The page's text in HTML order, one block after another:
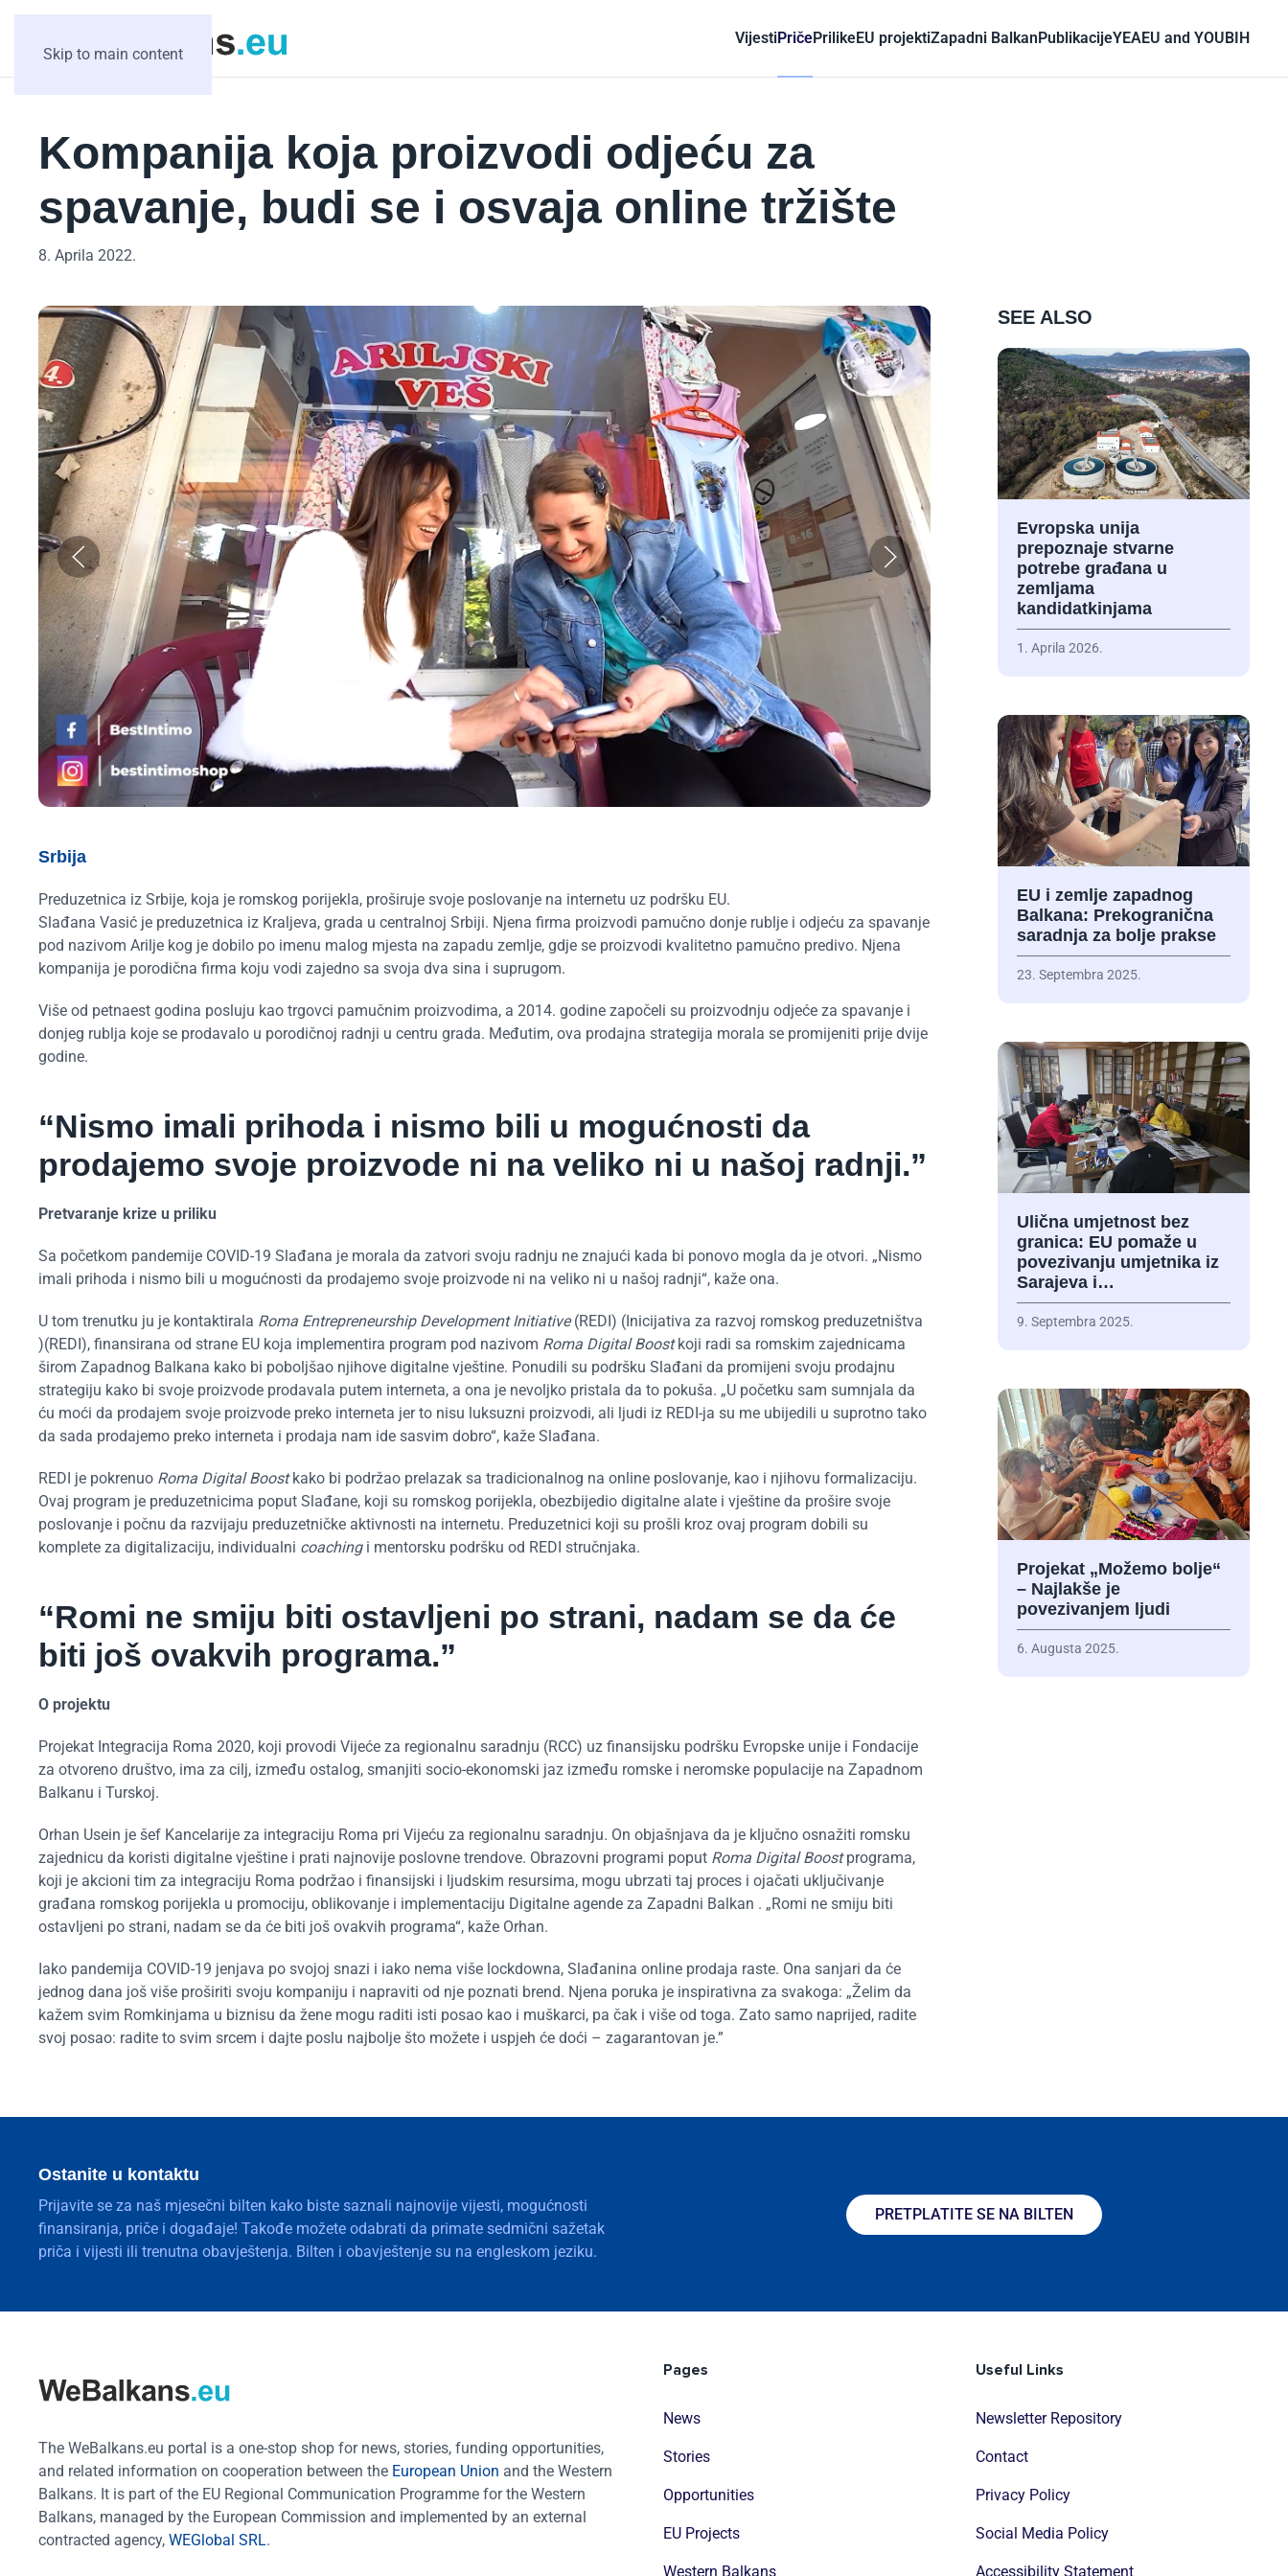
Skip to main content
VijestiPričePrilikeEU projektiZapadni BalkanPublikacijeYEAEU and YOUBIH
Kompanija koja proizvodi odjeću za
spavanje, budi se i osvaja online tržište
8. Aprila 2022.
Srbija
Preduzetnica iz Srbije, koja je romskog porijekla, proširuje svoje poslovanje na internetu uz podršku EU.
Slađana Vasić je preduzetnica iz Kraljeva, grada u centralnoj Srbiji. Njena firma proizvodi pamučno donje rublje i odjeću za spavanje
pod nazivom Arilje kog je dobilo po imenu malog mjesta na zapadu zemlje, gdje se proizvodi kvalitetno pamučno predivo. Njena
kompanija je porodična firma koju vodi zajedno sa svoja dva sina i suprugom.
Više od petnaest godina posluju kao trgovci pamučnim proizvodima, a 2014. godine započeli su proizvodnju odjeće za spavanje i
donjeg rublja koje se prodavalo u porodičnoj radnji u centru grada. Međutim, ova prodajna strategija morala se promijeniti prije dvije
godine.
“Nismo imali prihoda i nismo bili u mogućnosti da
prodajemo svoje proizvode ni na veliko ni u našoj radnji.”
Pretvaranje krize u priliku
Sa početkom pandemije COVID-19 Slađana je morala da zatvori svoju radnju ne znajući kada bi ponovo mogla da je otvori. „Nismo
imali prihoda i nismo bili u mogućnosti da prodajemo svoje proizvode ni na veliko ni u našoj radnji“, kaže ona.
U tom trenutku ju je kontaktirala Roma Entrepreneurship Development Initiative(REDI) (Inicijativa za razvoj romskog preduzetništva
)(REDI), finansirana od strane EU koja implementira program pod nazivom Roma Digital Boostkoji radi sa romskim zajednicama
širom Zapadnog Balkana kako bi poboljšao njihove digitalne vještine. Ponudili su podršku Slađani da promijeni svoju prodajnu
strategiju kako bi svoje proizvode prodavala putem interneta, a ona je nevoljko pristala da to pokuša. „U početku sam sumnjala da
ću moći da prodajem svoje proizvode preko interneta jer to nisu luksuzni proizvodi, ali ljudi iz REDI-ja su me ubijedili u suprotno tako
da sada prodajemo preko interneta i prodaja nam ide sasvim dobro“, kaže Slađana.
REDI je pokrenuo Roma Digital Boostkako bi podržao prelazak sa tradicionalnog na online poslovanje, kao i njihovu formalizaciju.
Ovaj program je preduzetnicima poput Slađane, koji su romskog porijekla, obezbijedio digitalne alate i vještine da prošire svoje
poslovanje i počnu da razvijaju preduzetničke aktivnosti na internetu. Preduzetnici koji su prošli kroz ovaj program dobili su
komplete za digitalizaciju, individualni coachingi mentorsku podršku od REDI stručnjaka.
“Romi ne smiju biti ostavljeni po strani, nadam se da će
biti još ovakvih programa.”
O projektu
Projekat Integracija Roma 2020, koji provodi Vijeće za regionalnu saradnju (RCC) uz finansijsku podršku Evropske unije i Fondacije
za otvoreno društvo, ima za cilj, između ostalog, smanjiti socio-ekonomski jaz između romske i neromske populacije na Zapadnom
Balkanu i Turskoj.
Orhan Usein je šef Kancelarije za integraciju Roma pri Vijeću za regionalnu saradnju. On objašnjava da je ključno osnažiti romsku
zajednicu da koristi digitalne vještine i prati najnovije poslovne trendove. Obrazovni programi poput Roma Digital Boostprograma,
koji je akcioni tim za integraciju Roma podržao i finansijski i ljudskim resursima, mogu ubrzati taj proces i ojačati uključivanje
građana romskog porijekla u promociju, oblikovanje i implementaciju Digitalne agende za Zapadni Balkan . „Romi ne smiju biti
ostavljeni po strani, nadam se da će biti još ovakvih programa“, kaže Orhan.
Iako pandemija COVID-19 jenjava po svojoj snazi i iako nema više lockdowna, Slađanina online prodaja raste. Ona sanjari da će
jednog dana još više proširiti svoju kompaniju i napraviti od nje poznati brend. Njena poruka je inspirativna za svakoga: „Želim da
kažem svim Romkinjama u biznisu da žene mogu raditi isti posao kao i muškarci, pa čak i više od toga. Zato samo naprijed, radite
svoj posao: radite to svim srcem i dajte poslu najbolje što možete i uspjeh će doći – zagarantovan je.”
SEE ALSO
Evropska unija
prepoznaje stvarne
potrebe građana u
zemljama
kandidatkinjama
1. Aprila 2026.
EU i zemlje zapadnog
Balkana: Prekogranična
saradnja za bolje prakse
23. Septembra 2025.
Ulična umjetnost bez
granica: EU pomaže u
povezivanju umjetnika iz
Sarajeva i…
9. Septembra 2025.
Projekat „Možemo bolje“
– Najlakše je
povezivanjem ljudi
6. Augusta 2025.
Ostanite u kontaktu
Prijavite se za naš mjesečni bilten kako biste saznali najnovije vijesti, mogućnosti
finansiranja, priče i događaje! Takođe možete odabrati da primate sedmični sažetak
priča i vijesti ili trenutna obavještenja. Bilten i obavještenje su na engleskom jeziku.
PRETPLATITE SE NA BILTEN
The WeBalkans.eu portal is a one-stop shop for news, stories, funding opportunities,
and related information on cooperation between the European Union and the Western
Balkans. It is part of the EU Regional Communication Programme for the Western
Balkans, managed by the European Commission and implemented by an external
contracted agency, WEGlobal SRL.
Pages
News
Stories
Opportunities
EU Projects
Western Balkans
Useful Links
Newsletter Repository
Contact
Privacy Policy
Social Media Policy
Accessibility Statement